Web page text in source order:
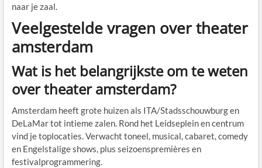
naar je zaal.
Veelgestelde vragen over theater
amsterdam
Wat is het belangrijkste om te weten
over theater amsterdam?
Amsterdam heeft grote huizen als ITA/Stadsschouwburg en
DeLaMar tot intieme zalen. Rond het Leidseplein en centrum
vind je toplocaties. Verwacht toneel, musical, cabaret, comedy
en Engelstalige shows, plus seizoenspremières en
festivalprogrammering.